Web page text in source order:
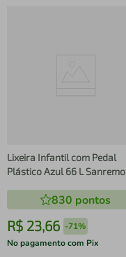
Lixeira Infantil com Pedal
Plástico Azul 66 L Sanremo
830 pontos
R$ 23,66 -71%
No pagamento com Pix